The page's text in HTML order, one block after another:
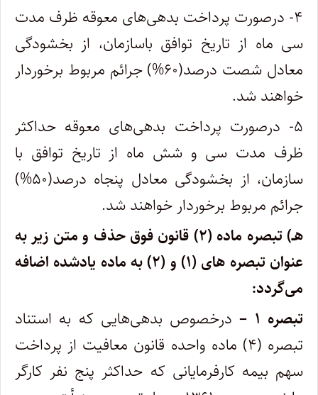
۴- درصورت پرداخت بدهی‌های معوقه ظرف مدت
سی ماه از تاریخ توافق باسازمان، از بخشودگی
معادل شصت درصد(۶۰%) جرائم مربوط برخوردار
خواهند شد.
۵- درصورت پرداخت بدهی‌های معوقه حداکثر
ظرف مدت سی و شش ماه از تاریخ توافق با
سازمان، از بخشودگی معادل پنجاه درصد(۵۰%)
جرائم مربوط برخوردار خواهند شد.
هـ) تبصره ماده (۲) قانون فوق حذف و متن زیر به
عنوان تبصره های (۱) و (۲) به ماده یادشده اضافه
می‌گردد:
تبصره ۱ –
درخصوص بدهی‌هایی که به استناد
تبصره (۴) ماده واحده قانون معافیت از پرداخت
سهم بیمه کارفرمایانی که حداکثر پنج نفر کارگر